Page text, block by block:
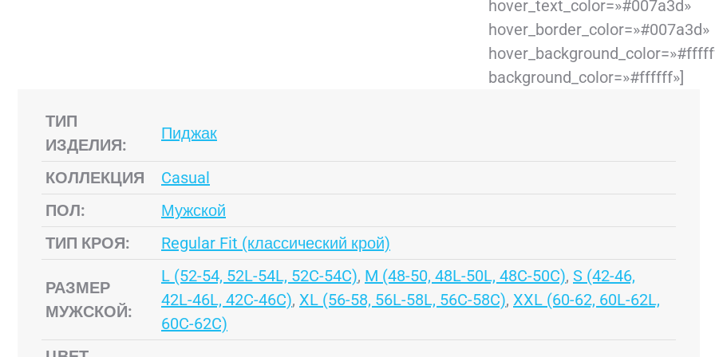
hover_text_color=»#007a3d»
hover_border_color=»#007a3d»
background_color=»#ffffff»]
ТИП
ИЗДЕЛИЯ:
Пиджак
КОЛЛЕКЦИЯ
Casual
ПОЛ:
Мужской
ТИП КРОЯ:
Regular Fit (классический крой)
РАЗМЕР
МУЖСКОЙ:
L (52-54, 52L-54L, 52C-54C), M (48-50, 48L-50L, 48C-50C), S (42-46,
42L-46L, 42C-46C), XL (56-58, 56L-58L, 56C-58C), XXL (60-62, 60L-62L,
60C-62C)